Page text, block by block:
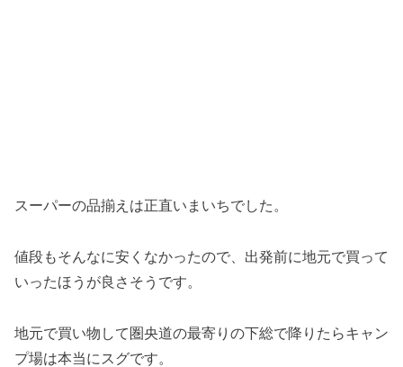
スーパーの品揃えは正直いまいちでした。
値段もそんなに安くなかったので、出発前に地元で買って
いったほうが良さそうです。
地元で買い物して圏央道の最寄りの下総で降りたらキャン
プ場は本当にスグです。